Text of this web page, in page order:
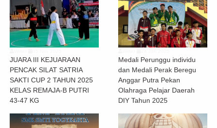
JUARA III KEJUARAAN
PENCAK SILAT SATRIA
SAKTI CUP 2 TAHUN 2025
KELAS REMAJA-B PUTRI
43-47 KG
Medali Perunggu individu
dan Medali Perak Beregu
Anggar Putra Pekan
Olahraga Pelajar Daerah
DIY Tahun 2025